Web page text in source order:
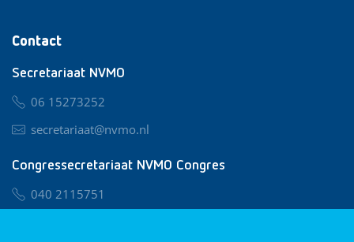
Contact
Secretariaat NVMO
06 15273252
secretariaat@nvmo.nl
Congressecretariaat NVMO Congres
040 2115751